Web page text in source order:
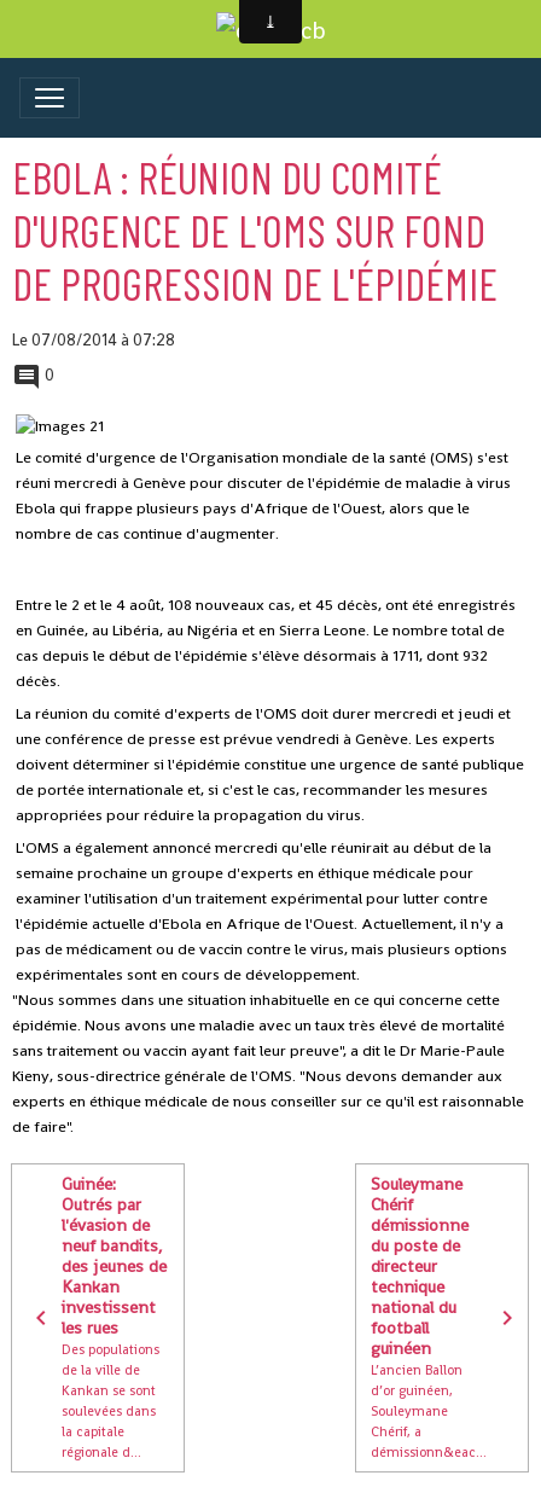
EBOLA : RÉUNION DU COMITÉ
D'URGENCE DE L'OMS SUR FOND
DE PROGRESSION DE L'ÉPIDÉMIE
Le 07/08/2014à 07:28
0
Le comité d'urgence de l'Organisation mondiale de la santé (OMS) s'est
réuni mercredi à Genève pour discuter de l'épidémie de maladie à virus
Ebola qui frappe plusieurs pays d'Afrique de l'Ouest, alors que le
nombre de cas continue d'augmenter.
Entre le 2 et le 4 août, 108 nouveaux cas, et 45 décès, ont été enregistrés
en Guinée, au Libéria, au Nigéria et en Sierra Leone. Le nombre total de
cas depuis le début de l'épidémie s'élève désormais à 1711, dont 932
décès.
La réunion du comité d'experts de l'OMS doit durer mercredi et jeudi et
une conférence de presse est prévue vendredi à Genève. Les experts
doivent déterminer si l'épidémie constitue une urgence de santé publique
de portée internationale et, si c'est le cas, recommander les mesures
appropriées pour réduire la propagation du virus.
L'OMS a également annoncé mercredi qu'elle réunirait au début de la
semaine prochaine un groupe d'experts en éthique médicale pour
examiner l'utilisation d'un traitement expérimental pour lutter contre
l'épidémie actuelle d'Ebola en Afrique de l'Ouest. Actuellement, il n'y a
pas de médicament ou de vaccin contre le virus, mais plusieurs options
expérimentales sont en cours de développement.
"Nous sommes dans une situation inhabituelle en ce qui concerne cette
épidémie. Nous avons une maladie avec un taux très élevé de mortalité
sans traitement ou vaccin ayant fait leur preuve", a dit le Dr Marie-Paule
Kieny, sous-directrice générale de l'OMS. "Nous devons demander aux
experts en éthique médicale de nous conseiller sur ce qu'il est raisonnable
de faire".
Guinée:
Outrés par
l'évasion de
neuf bandits,
des jeunes de
Kankan
investissent
les rues
Des populations
de la ville de
Kankan se sont
soulevées dans
la capitale
régionale d...
Souleymane
Chérif
démissionne
du poste de
directeur
technique
national du
football
guinéen
L’ancien Ballon
d’or guinéen,
Souleymane
Chérif, a
démissionn&eac...